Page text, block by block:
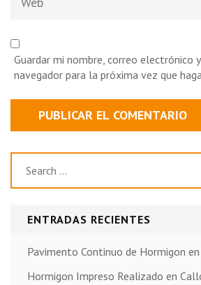
Guardar mi nombre, correo electrónico
navegador para la próxima vez que
ENTRADAS RECIENTES
Pavimento Continuo de Hormigon
Hormigon Impreso Realizado en